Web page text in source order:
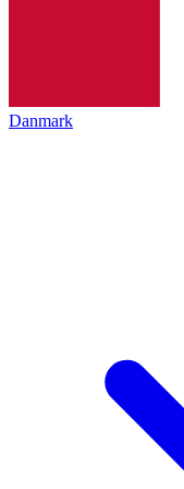
Danmark